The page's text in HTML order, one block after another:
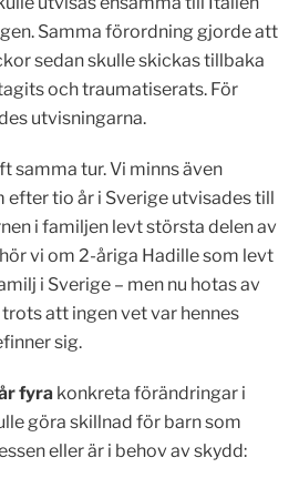
Samma förordning gjorde att
sedan skulle skickas tillbaka
och traumatiserats. För
utvisningarna.
samma tur. Vi minns även
efter tio år i Sverige utvisades till
i familjen levt största delen av
vi om 2-åriga Hadille som levt
i Sverige – men nu hotas av
att ingen vet var hennes
sig.
fyra konkreta förändringar i
göra skillnad för barn som
eller är i behov av skydd: